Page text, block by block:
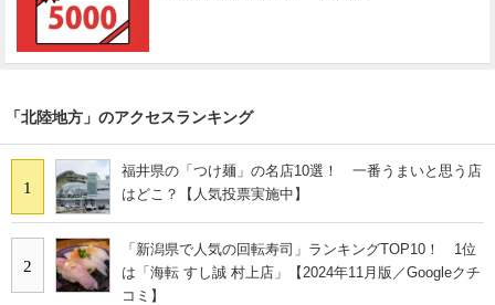
「北陸地方」のアクセスランキング
1
福井県の「つけ麺」の名店10選！ 一番うまいと思う店
はどこ？【人気投票実施中】
2
「新潟県で人気の回転寿司」ランキングTOP10！ 1位
は「海転 すし誠 村上店」【2024年11月版／Googleクチ
コミ】